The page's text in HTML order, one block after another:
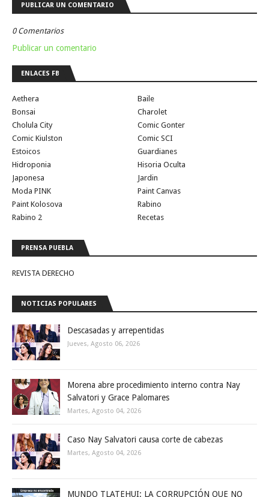
PUBLICAR UN COMENTARIO
0 Comentarios
Publicar un comentario
ENLACES FB
Aethera
Baile
Bonsai
Charolet
Cholula City
Comic Gonter
Comic Kiulston
Comic SCI
Estoicos
Guardianes
Hidroponia
Hisoria Oculta
Japonesa
Jardin
Moda PINK
Paint Canvas
Paint Kolosova
Rabino
Rabino 2
Recetas
PRENSA PUEBLA
REVISTA DERECHO
NOTICIAS POPULARES
Descasadas y arrepentidas
Jueves, Agosto 06, 2026
Morena abre procedimiento interno contra Nay
Salvatori y Grace Palomares
Martes, Agosto 04, 2026
Caso Nay Salvatori causa corte de cabezas
Martes, Agosto 04, 2026
MUNDO TLATEHUI: LA CORRUPCIÓN QUE NO